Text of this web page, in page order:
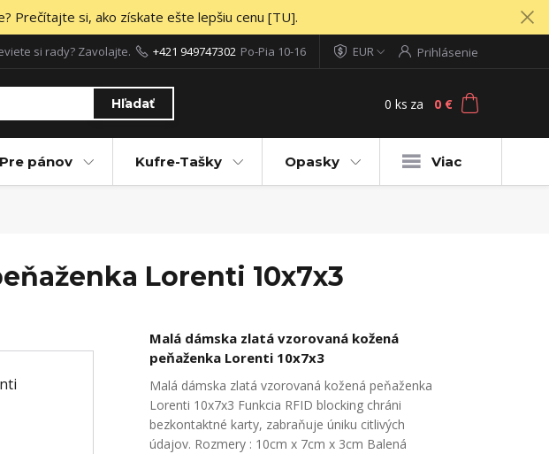
Prečítajte si, ako získate ešte lepšiu cenu [TU].
EUR Prihlásenie
Hľadať
si rady? Zavolajte. +421 949747302 Po-Pia 10-16
0 ks za 0 €
Pre pánov Kufre-Tašky Opasky Viac
Lorenti 10x7x3
Malá dámska zlatá vzorovaná kožená
peňaženka Lorenti 10x7x3
Malá dámska zlatá vzorovaná kožená peňaženka
Lorenti 10x7x3 Funkcia RFID blocking chráni
bezkontaktné karty, zabraňuje úniku citlivých
údajov. Rozmery : 10cm x 7cm x 3cm Balená